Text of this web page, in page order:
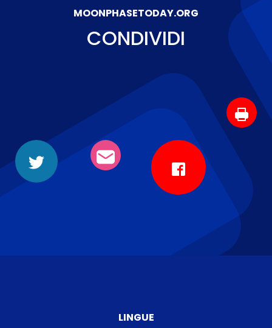
MOONPHASETODAY.ORG
CONDIVIDI
LINGUE